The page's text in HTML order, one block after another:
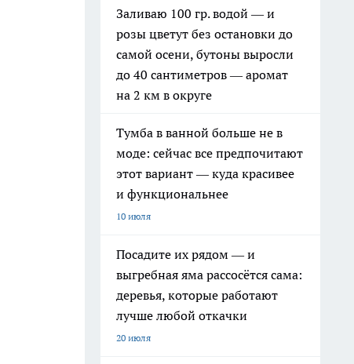
Заливаю 100 гр. водой — и
розы цветут без остановки до
самой осени, бутоны выросли
до 40 сантиметров — аромат
на 2 км в округе
Тумба в ванной больше не в
моде: сейчас все предпочитают
этот вариант — куда красивее
и функциональнее
10 июля
Посадите их рядом — и
выгребная яма рассосётся сама:
деревья, которые работают
лучше любой откачки
20 июля